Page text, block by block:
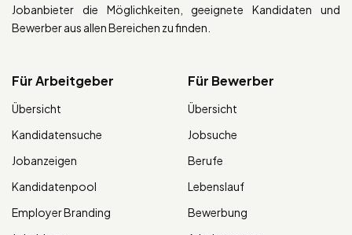
Jobanbieter die Möglichkeiten, geeignete Kandidaten und
Bewerber aus allen Bereichen zu finden.
Für Arbeitgeber
Übersicht
Kandidatensuche
Jobanzeigen
Kandidatenpool
Employer Branding
Für Bewerber
Übersicht
Jobsuche
Berufe
Lebenslauf
Bewerbung